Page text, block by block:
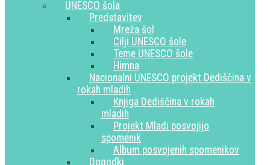
UNESCO šola
Predstavitev
Mreža šol
Cilji UNESCO šole
Teme UNESCO šole
Himna
Nacionalni UNESCO projekt Dediščina v
rokah mladih
Knjiga Dediščina v rokah
mladih
Projekt Mladi posvojijo
spomenik
Album posvojenih spomenikov
Dogodki